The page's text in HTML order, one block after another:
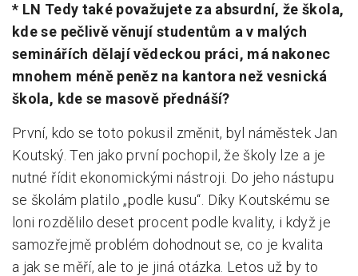
* LN Tedy také považujete za absurdní, že škola,
kde se pečlivě věnují studentům a v malých
seminářích dělají vědeckou práci, má nakonec
mnohem méně peněz na kantora než vesnická
škola, kde se masově přednáší?
První, kdo se toto pokusil změnit, byl náměstek Jan
Koutský. Ten jako první pochopil, že školy lze a je
nutné řídit ekonomickými nástroji. Do jeho nástupu
se školám platilo „podle kusu“. Díky Koutskému se
loni rozdělilo deset procent podle kvality, i když je
samozřejmě problém dohodnout se, co je kvalita
a jak se měří, ale to je jiná otázka. Letos už by to